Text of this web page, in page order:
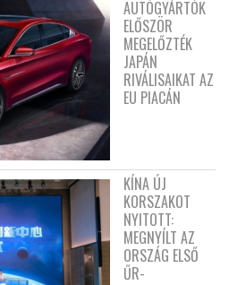
AUTÓGYÁRTÓK
ELŐSZÖR
MEGELŐZTÉK
JAPÁN
RIVÁLISAIKAT AZ
EU PIACÁN
KÍNA ÚJ
KORSZAKOT
NYITOTT:
MEGNYÍLT AZ
ORSZÁG ELSŐ
ŰR-